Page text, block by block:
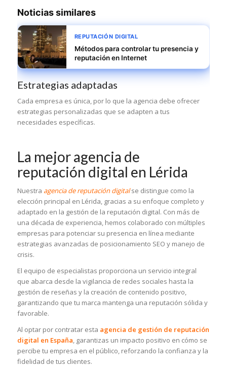
Noticias similares
REPUTACIÓN DIGITAL
Métodos para controlar tu presencia y
reputación en Internet
Estrategias adaptadas
Cada empresa es única, por lo que la agencia debe ofrecer
estrategias personalizadas que se adapten a tus
necesidades específicas.
La mejor agencia de
reputación digital en Lérida
Nuestra agencia de reputación digitalse distingue como la
elección principal en Lérida, gracias a su enfoque completo y
adaptado en la gestión de la reputación digital. Con más de
una década de experiencia, hemos colaborado con múltiples
empresas para potenciar su presencia en línea mediante
estrategias avanzadas de posicionamiento SEO y manejo de
crisis.
El equipo de especialistas proporciona un servicio integral
que abarca desde la vigilancia de redes sociales hasta la
gestión de reseñas y la creación de contenido positivo,
garantizando que tu marca mantenga una reputación sólida y
favorable.
Al optar por contratar esta agencia de gestión de reputación
digital en España, garantizas un impacto positivo en cómo se
percibe tu empresa en el público, reforzando la confianza y la
fidelidad de tus clientes.